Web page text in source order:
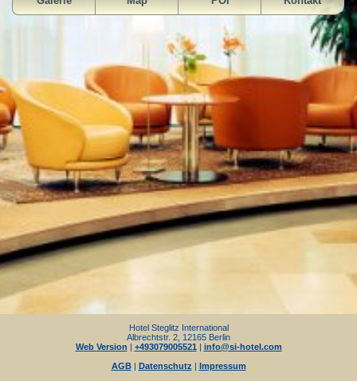
Hotel Steglitz International
Albrechtstr. 2, 12165 Berlin
Web Version | +493079005521 | info@si-hotel.com
AGB| Datenschutz | Impressum